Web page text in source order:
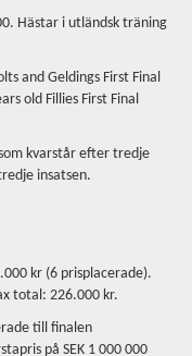
Hästar i utländsk träning
and Geldings First Final
old Fillies First Final
kvarstår efter tredje
insatsen.
kr (6 prisplacerade).
total: 226.000 kr.
till finalen
på SEK 1 000 000